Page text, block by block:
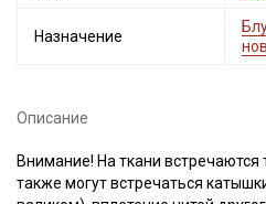
Назначение
Описание
Внимание! На ткани
также могут встречаться
Ознакомлен(а) с
Политикой
Согласие на
информационных рассылок